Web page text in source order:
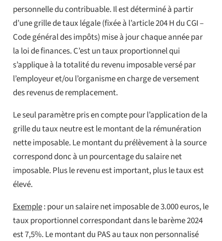
personnelle du contribuable. Il est déterminé à partir
d’une grille de taux légale (fixée à l’article 204 H du CGI –
Code général des impôts) mise à jour chaque année par
la loi de finances. C’est un taux proportionnel qui
s’applique à la totalité du revenu imposable versé par
l’employeur et/ou l’organisme en charge de versement
des revenus de remplacement.
Le seul paramètre pris en compte pour l’application de la
grille du taux neutre est le montant de la rémunération
nette imposable. Le montant du prélèvement à la source
correspond donc à un pourcentage du salaire net
imposable. Plus le revenu est important, plus le taux est
élevé.
Exemple: pour un salaire net imposable de 3.000 euros, le
taux proportionnel correspondant dans le barème 2024
est 7,5%. Le montant du PAS au taux non personnalisé